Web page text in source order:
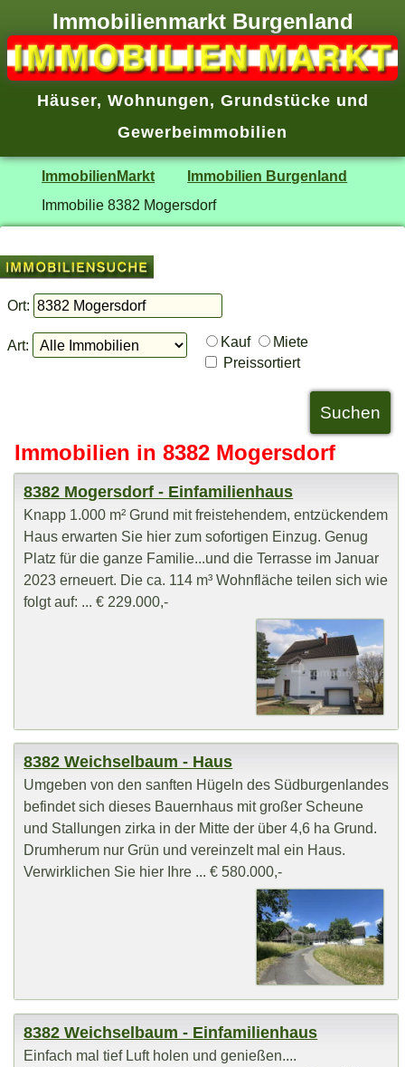
Immobilienmarkt Burgenland
Häuser, Wohnungen, Grundstücke und
Gewerbeimmobilien
ImmobilienMarkt
Immobilien Burgenland
Immobilie 8382 Mogersdorf
Ort:
Art: Kauf
Miete
Preissortiert
Immobilien in 8382 Mogersdorf
8382 Mogersdorf - Einfamilienhaus
Knapp 1.000 m² Grund mit freistehendem, entzückendem
Haus erwarten Sie hier zum sofortigen Einzug. Genug
Platz für die ganze Familie...und die Terrasse im Januar
2023 erneuert. Die ca. 114 m³ Wohnfläche teilen sich wie
folgt auf: ... € 229.000,-
8382 Weichselbaum - Haus
Umgeben von den sanften Hügeln des Südburgenlandes
befindet sich dieses Bauernhaus mit großer Scheune
und Stallungen zirka in der Mitte der über 4,6 ha Grund.
Drumherum nur Grün und vereinzelt mal ein Haus.
Verwirklichen Sie hier Ihre ... € 580.000,-
8382 Weichselbaum - Einfamilienhaus
Einfach mal tief Luft holen und genießen....